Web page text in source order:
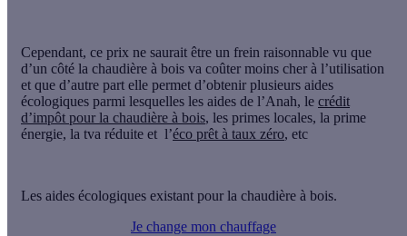
Cependant, ce prix ne saurait être un frein raisonnable vu que
d’un côté la chaudière à bois va coûter moins cher à l’utilisation
et que d’autre part elle permet d’obtenir plusieurs aides
écologiques parmi lesquelles les aides de l’Anah, le crédit
d’impôt pour la chaudière à bois, les primes locales, la prime
énergie, la tva réduite et l’éco prêt à taux zéro, etc
Les aides écologiques existant pour la chaudière à bois.
Je change mon chauffage